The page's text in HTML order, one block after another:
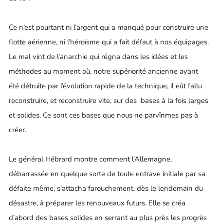
Ce n’est pourtant ni l’argent qui a manqué pour construire une
flotte aérienne, ni l’héroïsme qui a fait défaut à nos équipages.
Le mal vint de l’anarchie qui régna dans les idées et les
méthodes au moment où, notre supériorité ancienne ayant
été détruite par l’évolution rapide de la technique, il eût fallu
reconstruire, et reconstruire vite, sur des bases à la fois larges
et solides. Ce sont ces bases que nous ne parvînmes pas à
créer.
Le général Hébrard montre comment l’Allemagne,
débarrassée en quelque sorte de toute entrave initiale par sa
défaite même, s’attacha farouchement, dès le lendemain du
désastre, à préparer les renouveaux futurs. Elle se créa
d’abord des bases solides en serrant au plus près les progrès